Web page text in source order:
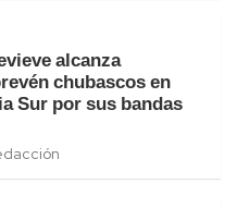
alcanza
chubascos en
Sur por sus bandas